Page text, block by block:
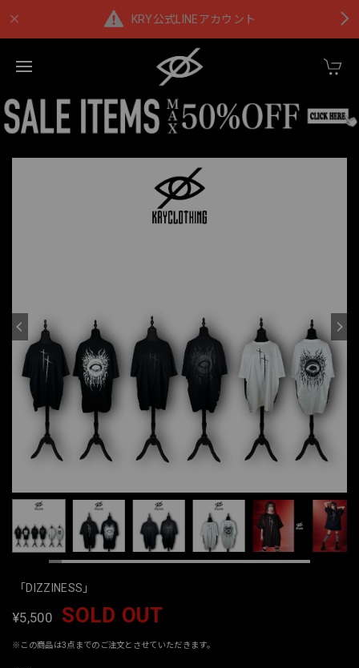
KRY公式LINEアカウント
「DIZZINESS」
¥5,500 SOLD OUT
※この商品は3点までのご注文とさせていただきます。